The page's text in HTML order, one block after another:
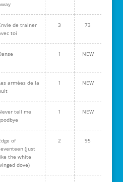
de trainer
toi
3 73
1 NEW
armées de la
1 NEW
tell me
1 NEW
of
(just
the white
dove)
2 95